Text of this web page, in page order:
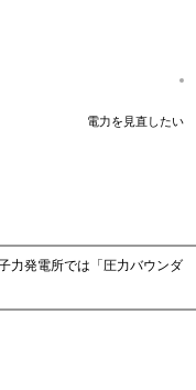
電力を見直したい
力発電所では「圧力バウンダ